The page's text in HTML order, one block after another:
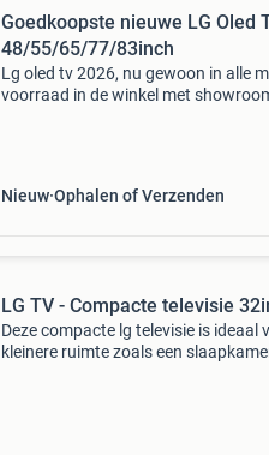
Goedkoopste nieuwe LG Oled
48/55/65/77/83inch
Lg oled tv 2026, nu gewoon in alle
voorraad in de winkel met
Nieuw Ophalen of Verzenden
LG TV - Compacte televisie
Deze compacte lg televisie is ideaal
kleinere ruimte zoals een